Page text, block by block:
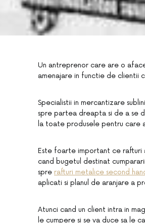
Un antreprenor care are o
amenajare in functie de clientii
Specialistii in mercantizare
spre partea dreapta si de a se
la toate produsele pentru care
Este foarte important ce rafturi
cand bugetul destinat
spre rafturi metalice second
aplicati si planul de aranjare a
Atunci cand un client intra in
le cumpere si se va duce sa le